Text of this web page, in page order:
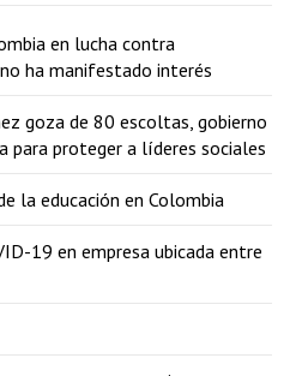
en lucha contra
ha manifestado interés
goza de 80 escoltas, gobierno
para proteger a líderes sociales
la educación en Colombia
19 en empresa ubicada entre